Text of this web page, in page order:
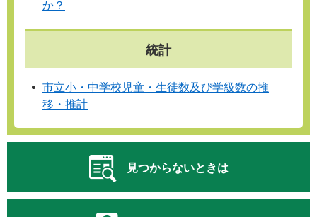
か？
統計
市立小・中学校児童・生徒数及び学級数の推
移・推計
見つからないときは